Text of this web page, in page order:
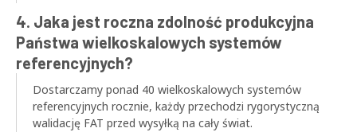
4. Jaka jest roczna zdolność produkcyjna
Państwa wielkoskalowych systemów
referencyjnych?
Dostarczamy ponad 40 wielkoskalowych systemów
referencyjnych rocznie, każdy przechodzi rygorystyczną
walidację FAT przed wysyłką na cały świat.